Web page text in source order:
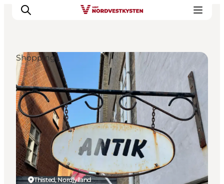
Feriesteder
Inspiration
Handicapvenlig ferie
Events
Overnatning
Planlæg din ferie
Thisted, Nordjylland
Shopping